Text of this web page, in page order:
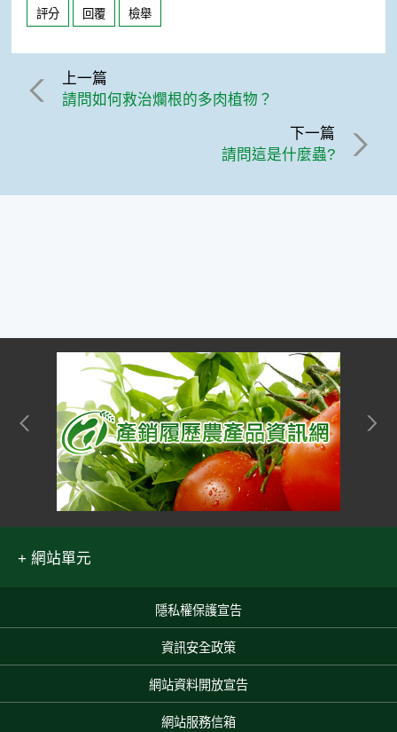
評分 回覆 檢舉
上一篇
請問如何救治爛根的多肉植物？
下一篇
請問這是什麼蟲?
網站單元
隱私權保護宣告
資訊安全政策
網站資料開放宣告
網站服務信箱